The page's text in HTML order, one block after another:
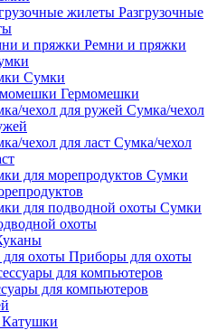
Разгрузочные
Ремни и пряжки
Сумки
Гермомешки
Сумка/чехол
Сумка/чехол
Сумки
Сумки
охоты
Приборы для охоты
для компьютеров
Катушки